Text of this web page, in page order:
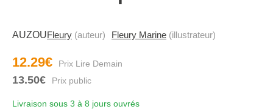
AUZOUFleury (auteur) Fleury Marine (illustrateur)
12.29€
13.50€
Livraison sous 3 à 8 jours ouvrés